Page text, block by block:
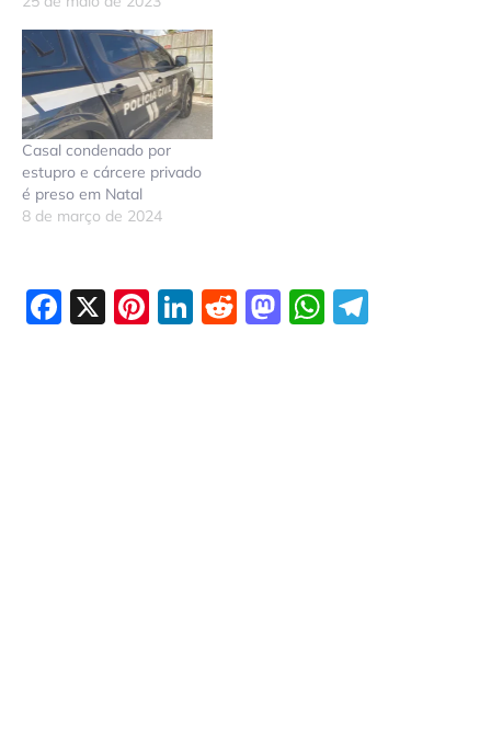
Casal condenado por
estupro e cárcere privado
é preso em Natal
8 de março de 2024
Facebook
X Pinterest
LinkedIn
Reddit
Mastodon